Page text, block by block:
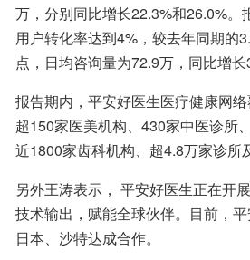
万，分别同比增长22.3%和26.0%。
用户转化率达到4%，较去年同期的
点，日均咨询量为72.9万，同比增长
报告期内，平安好医生医疗健康网络
超150家医美机构、430家中医诊所
近1800家齿科机构、超4.8万家诊所
另外王涛表示， 平安好医生正在开
技术输出，赋能全球伙伴。目前，平
日本、沙特达成合作。